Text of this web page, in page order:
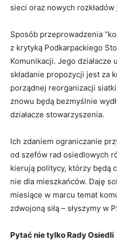
sieci oraz nowych
Sposób przeprowadzenia
z krytyką Podkarpackiego
Komunikacji. Jego działacze
składanie propozycji jest za
porządnej reorganizacji
znowu będą bezmyślnie
działacze stowarzyszenia.
Ich zdaniem ograniczanie
od szefów rad osiedlowych
kierują politycy, którzy będą
nie dla mieszkańców. Daję
miesiące w marcu temat
zdwojoną siłą – słyszymy w
Pytać nie tylko Rady Osiedli